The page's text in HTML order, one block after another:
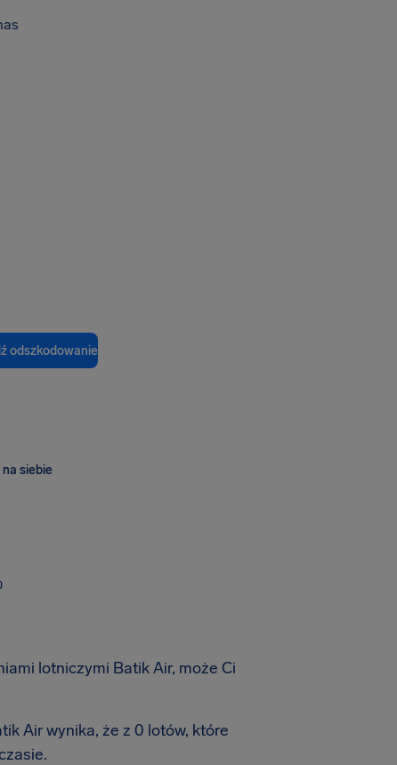
odszkodowanie
siebie
lotniczymi Batik Air, może Ci
Air wynika, że z 0 lotów, które